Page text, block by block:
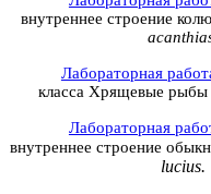
внутреннее строение
Лабораторная
класса Хрящевые рыбы
Лабораторная
внутреннее строение
lucius.